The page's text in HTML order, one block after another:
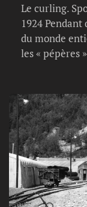
Le curling.
1924
du monde
les « pépères